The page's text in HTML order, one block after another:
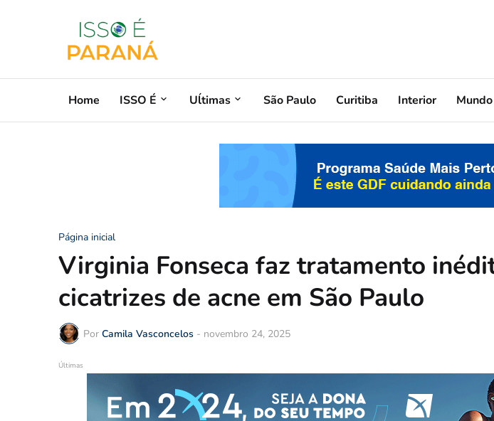
Home ISSO É Uĺtimas São Paulo Curitiba Interior Mundo
Página inicial
Virginia Fonseca faz tratamento
cicatrizes de acne em São Paulo
Por Camila Vasconcelos - novembro 24, 2025
Últimas